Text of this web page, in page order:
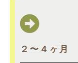
２〜４ヶ月